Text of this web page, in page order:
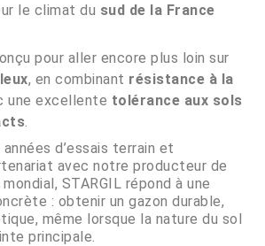
le climat du sud de la France
pour aller encore plus loin sur
, en combinant résistance à la
une excellente tolérance aux sols
d’essais terrain et
avec notre producteur de
STARGIL répond à une
: obtenir un gazon durable,
même lorsque la nature du sol
principale.